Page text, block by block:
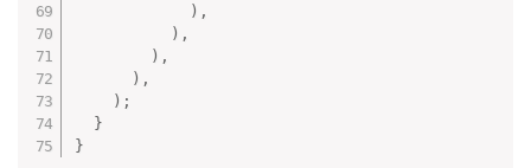
) ,
) ,
) ,
) ,
) ;
}
}